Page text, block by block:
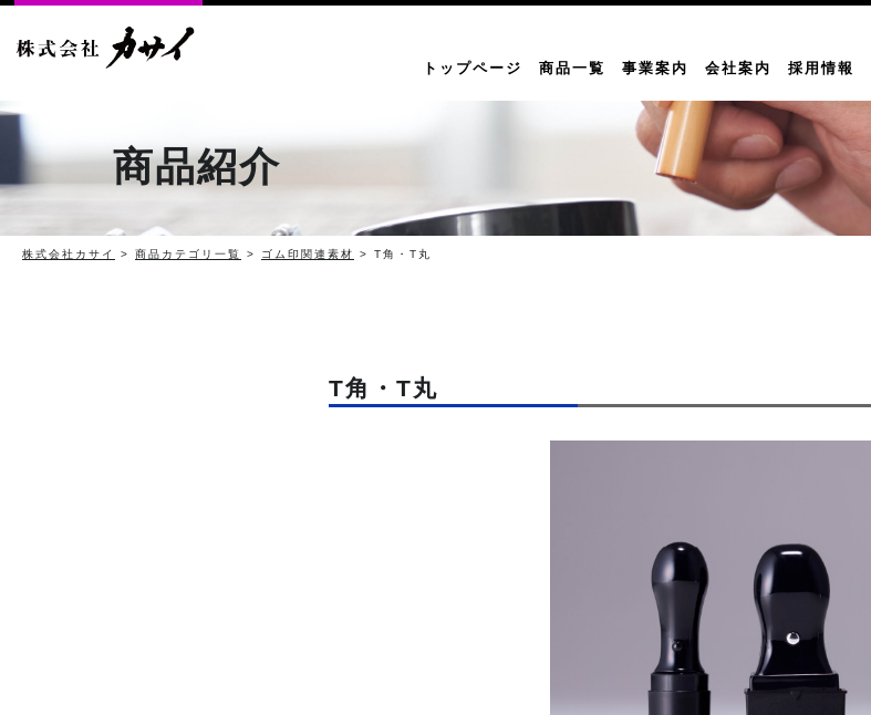
トップページ
商品一覧 事業案内 会社案内 採用情報
商品紹介
株式会社カサイ > 商品カテゴリ一覧 > ゴム印関連素材 > T角・T丸
T角・T丸